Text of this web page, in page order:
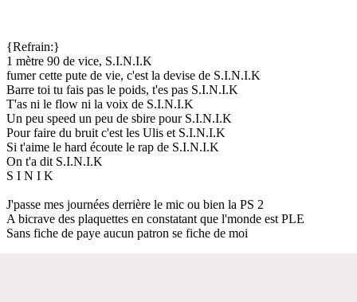
{Refrain:}
1 mètre 90 de vice, S.I.N.I.K
fumer cette pute de vie, c'est la devise de S.I.N.I.K
Barre toi tu fais pas le poids, t'es pas S.I.N.I.K
T'as ni le flow ni la voix de S.I.N.I.K
Un peu speed un peu de sbire pour S.I.N.I.K
Pour faire du bruit c'est les Ulis et S.I.N.I.K
Si t'aime le hard écoute le rap de S.I.N.I.K
On t'a dit S.I.N.I.K
S I N I K
J'passe mes journées derrière le mic ou bien la PS 2
A bicrave des plaquettes en constatant que l'monde est PLE
Sans fiche de paye aucun patron se fiche de moi